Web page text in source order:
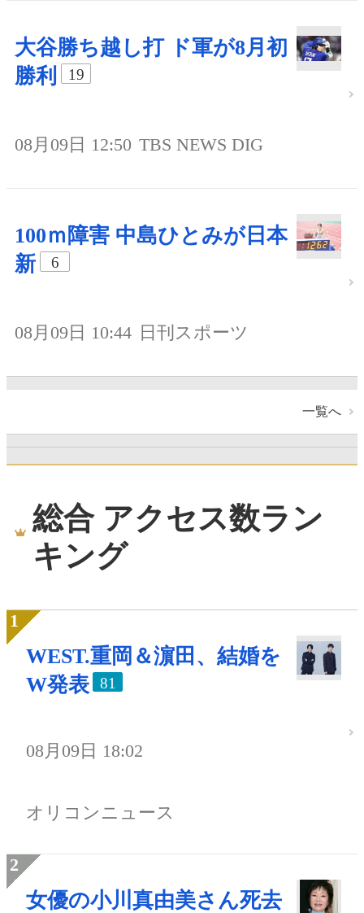
大谷勝ち越し打 ド軍が8月初
勝利
19
08月09日 12:50 TBS NEWS DIG
100ｍ障害 中島ひとみが日本
新
6
08月09日 10:44 日刊スポーツ
一覧へ
総合 アクセス数ラン
キング
WEST.重岡＆濵田、結婚を
W発表
81
08月09日 18:02
オリコンニュース
女優の小川真由美さん死去